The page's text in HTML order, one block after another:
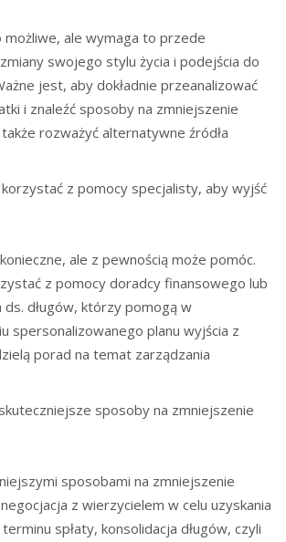
możliwe, ale wymaga to przede
swojego stylu życia i podejścia do
jest, aby dokładnie przeanalizować
i znaleźć sposoby na zmniejszenie
rozważyć alternatywne źródła
z pomocy specjalisty, aby wyjść
ale z pewnością może pomóc.
z pomocy doradcy finansowego lub
ds. długów, którzy pomogą w
spersonalizowanego planu wyjścia z
porad na temat zarządzania
sposoby na zmniejszenie
sposobami na zmniejszenie
z wierzycielem w celu uzyskania
terminu spłaty, konsolidacja długów, czyli